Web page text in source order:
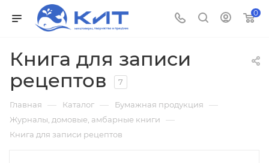
0
Книга для записи
рецептов
7
Главная — Каталог — Бумажная продукция —
Журналы, домовые, амбарные книги —
Книга для записи рецептов